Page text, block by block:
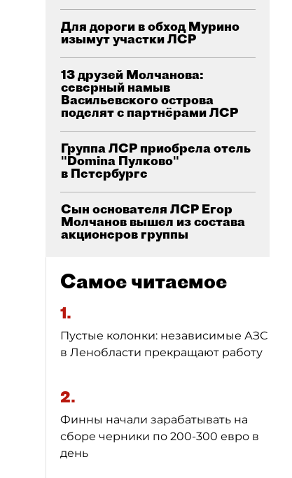
Для дороги в обход Мурино
изымут участки ЛСР
13 друзей Молчанова:
северный намыв
Васильевского острова
поделят с партнёрами ЛСР
Группа ЛСР приобрела отель
"Domina Пулково"
в Петербурге
Сын основателя ЛСР Егор
Молчанов вышел из состава
акционеров группы
Самое читаемое
1.
Пустые колонки: независимые АЗС
в Ленобласти прекращают работу
2.
Финны начали зарабатывать на
сборе черники по 200-300 евро в
день